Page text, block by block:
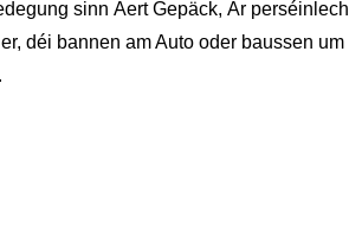
sinn Äert Gepäck, Är perséinlech
déi bannen am Auto oder baussen um